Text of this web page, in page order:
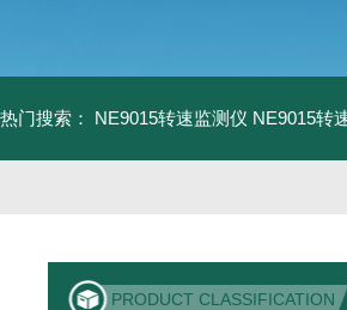
热门搜索： NE9015转速监测仪 NE9015转
PRODUCT CLASSIFICATION